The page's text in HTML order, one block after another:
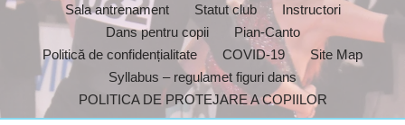
Sala antrenament
Statut club
Instructori
Dans pentru copii
Pian-Canto
Politică de confidențialitate
COVID-19
Site Map
Syllabus – regulamet figuri dans
POLITICA DE PROTEJARE A COPIILOR